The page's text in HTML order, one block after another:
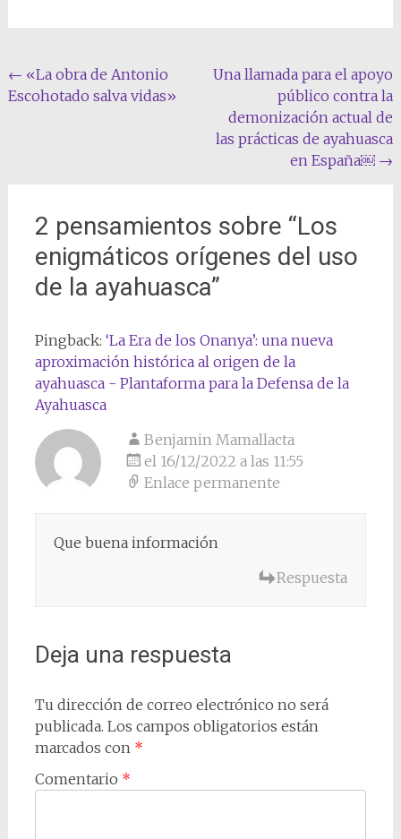
Navegación
de
← «La obra de Antonio
Escohotado salva vidas»
Una llamada para el apoyo
público contra la
demonización actual de
las prácticas de ayahuasca
en España￼ →
2 pensamientos sobre “Los
enigmáticos orígenes del uso
de la ayahuasca”
Pingback: ‘La Era de los Onanya’: una nueva
aproximación histórica al origen de la
ayahuasca - Plantaforma para la Defensa de la
Ayahuasca
Benjamin Mamallacta
el 16/12/2022 a las 11:55
Enlace permanente
Que buena información
Respuesta
Deja una respuesta
Tu dirección de correo electrónico no será
publicada. Los campos obligatorios están
marcados con *
Comentario *